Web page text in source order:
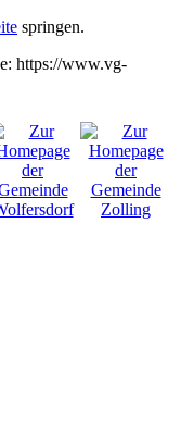
springen.
https://www.vg-